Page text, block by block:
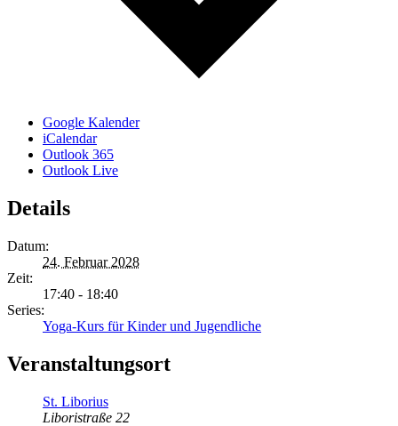
Google Kalender
iCalendar
Outlook 365
Outlook Live
Details
Datum:
24. Februar 2028
Zeit:
17:40 - 18:40
Series:
Yoga-Kurs für Kinder und Jugendliche
Veranstaltungsort
St. Liborius
Liboristraße 22